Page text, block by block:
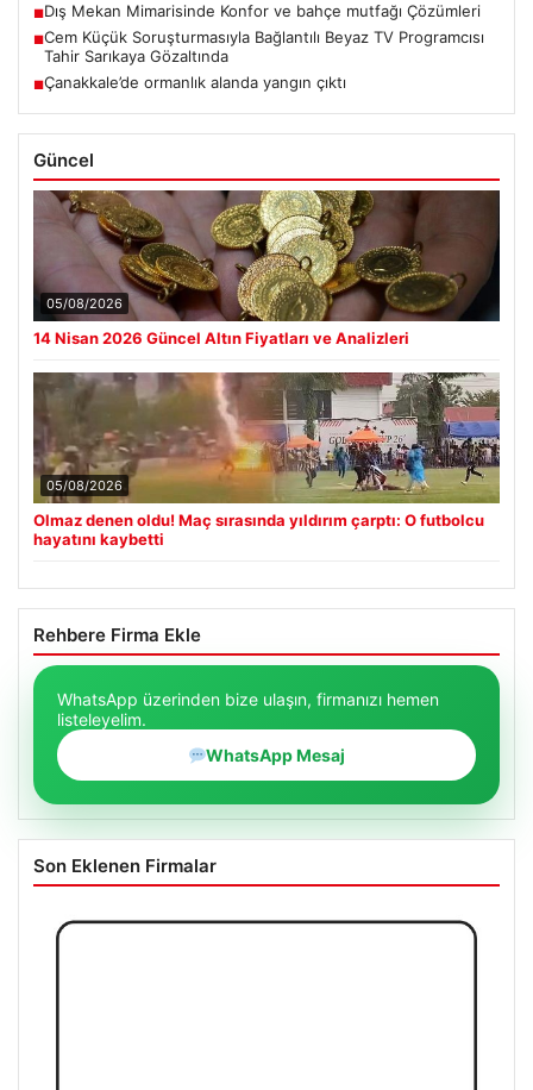
■Dış Mekan Mimarisinde Konfor ve bahçe mutfağı Çözümleri
■Cem Küçük Soruşturmasıyla Bağlantılı Beyaz TV Programcısı
Tahir Sarıkaya Gözaltında
■Çanakkale’de ormanlık alanda yangın çıktı
Güncel
05/08/2026
14 Nisan 2026 Güncel Altın Fiyatları ve Analizleri
05/08/2026
Olmaz denen oldu! Maç sırasında yıldırım çarptı: O futbolcu
hayatını kaybetti
Rehbere Firma Ekle
WhatsApp üzerinden bize ulaşın, firmanızı hemen
listeleyelim.
WhatsApp Mesaj
Son Eklenen Firmalar